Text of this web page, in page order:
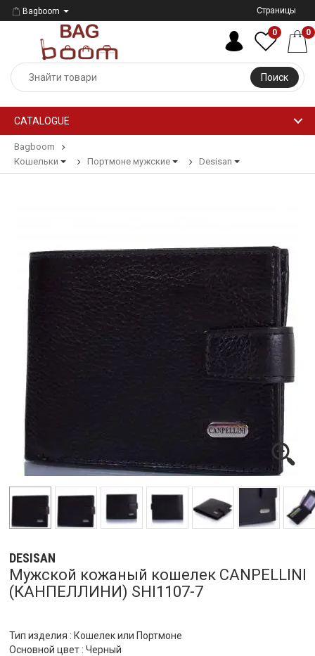
Bagboom Страницы
Поиск
0 0
CATALOGUE
Bagboom
Кошельки
Портмоне мужские Desisan
DESISAN
Мужской кожаный кошелек CANPELLINI
(КАНПЕЛЛИНИ) SHI1107-7
Тип изделия : Кошелек или Портмоне
Основной цвет : Черный